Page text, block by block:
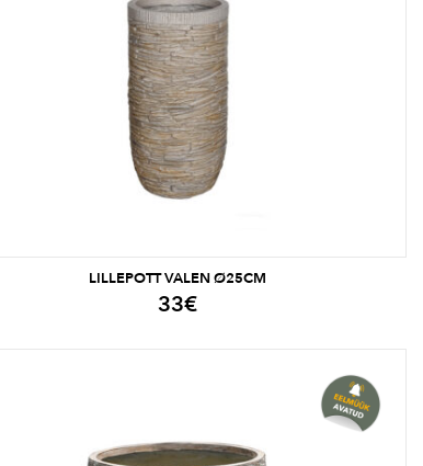
LILLEPOTT VALEN Ø25CM
33€